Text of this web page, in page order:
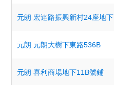
元朗 宏達路振興新村24座地下
元朗 元朗大樹下東路536B
元朗 喜利商場地下11B號鋪